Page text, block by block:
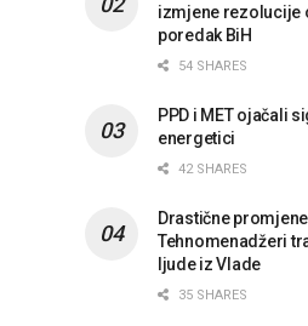
izmjene rezolucije
poredak BiH
54 SHARES
PPD i MET ojačali
energetici
42 SHARES
Drastične
Tehnomenadžeri
ljude iz Vlade
35 SHARES